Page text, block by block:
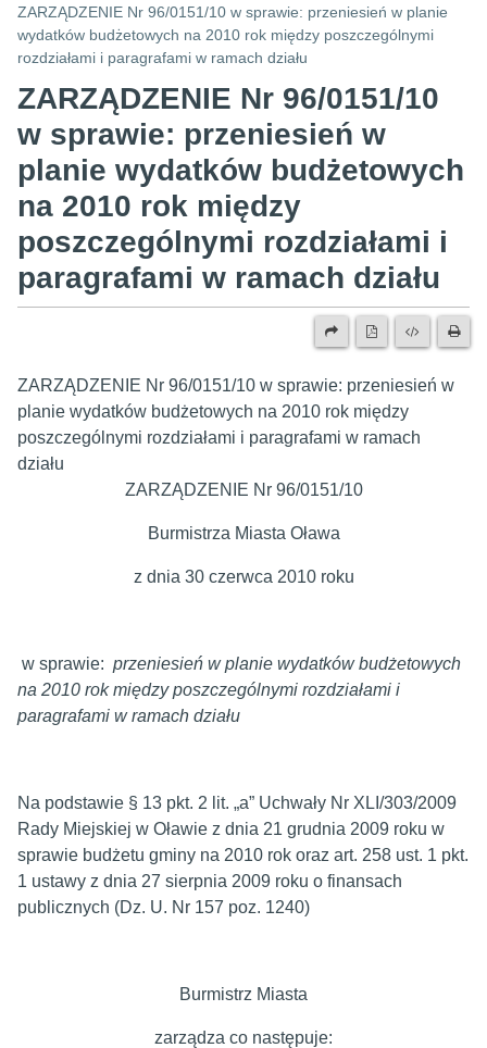
ZARZĄDZENIE Nr 96/0151/10 w sprawie: przeniesień w planie
wydatków budżetowych na 2010 rok między poszczególnymi
rozdziałami i paragrafami w ramach działu
ZARZĄDZENIE Nr 96/0151/10
w sprawie: przeniesień w
planie wydatków budżetowych
na 2010 rok między
poszczególnymi rozdziałami i
paragrafami w ramach działu
ZARZĄDZENIE Nr 96/0151/10 w sprawie: przeniesień w
planie wydatków budżetowych na 2010 rok między
poszczególnymi rozdziałami i paragrafami w ramach
działu
ZARZĄDZENIE Nr 96/0151/10
Burmistrza Miasta Oława
z dnia 30 czerwca 2010 roku
w sprawie: przeniesień w planie wydatków budżetowych
na 2010 rok między poszczególnymi rozdziałami i
paragrafami w ramach działu
Na podstawie § 13 pkt. 2 lit. „a” Uchwały Nr XLI/303/2009
Rady Miejskiej w Oławie z dnia 21 grudnia 2009 roku w
sprawie budżetu gminy na 2010 rok oraz art. 258 ust. 1 pkt.
1 ustawy z dnia 27 sierpnia 2009 roku o finansach
publicznych (Dz. U. Nr 157 poz. 1240)
Burmistrz Miasta
zarządza co następuje: